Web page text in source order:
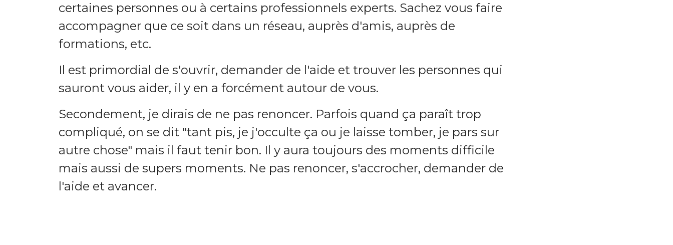
certaines personnes ou à certains professionnels experts. Sachez vous faire
accompagner que ce soit dans un réseau, auprès d'amis, auprès de
formations, etc.
Il est primordial de s'ouvrir, demander de l'aide et trouver les personnes qui
sauront vous aider, il y en a forcément autour de vous.
Secondement, je dirais de ne pas renoncer. Parfois quand ça paraît trop
compliqué, on se dit "tant pis, je j'occulte ça ou je laisse tomber, je pars sur
autre chose" mais il faut tenir bon. Il y aura toujours des moments difficile
mais aussi de supers moments. Ne pas renoncer, s'accrocher, demander de
l'aide et avancer.